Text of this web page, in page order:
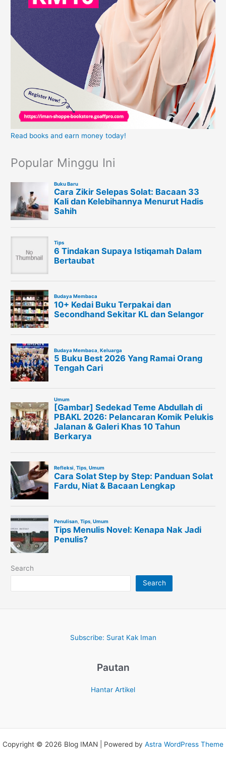
Read books and earn money today!
Popular Minggu Ini
Search
Search
Subscribe: Surat Kak Iman
Pautan
Hantar Artikel
Copyright © 2026 Blog IMAN | Powered by Astra WordPress Theme